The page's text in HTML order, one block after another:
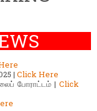
| Click Here
போராட்டம் | Click